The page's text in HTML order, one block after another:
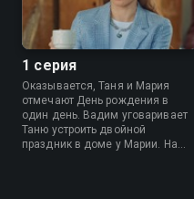
1 серия
Оказывается, Таня и Мария
отмечают День рождения в
один день. Вадим уговаривает
Таню устроить двойной
праздник в доме у Марии. На